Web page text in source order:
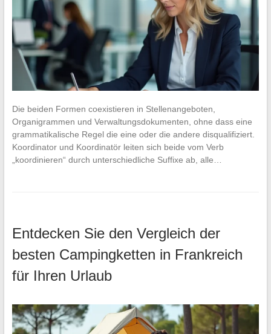
Die beiden Formen coexistieren in Stellenangeboten,
Organigrammen und Verwaltungsdokumenten, ohne dass eine
grammatikalische Regel die eine oder die andere disqualifiziert.
Koordinator und Koordinatör leiten sich beide vom Verb
„koordinieren“ durch unterschiedliche Suffixe ab, alle…
Entdecken Sie den Vergleich der
besten Campingketten in Frankreich
für Ihren Urlaub